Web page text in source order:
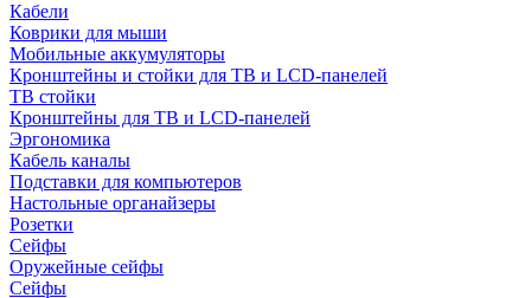
Кабели
Коврики для мыши
Мобильные аккумуляторы
Кронштейны и стойки для ТВ и LCD-панелей
ТВ стойки
Кронштейны для ТВ и LCD-панелей
Эргономика
Кабель каналы
Подставки для компьютеров
Настольные органайзеры
Розетки
Сейфы
Оружейные сейфы
Сейфы